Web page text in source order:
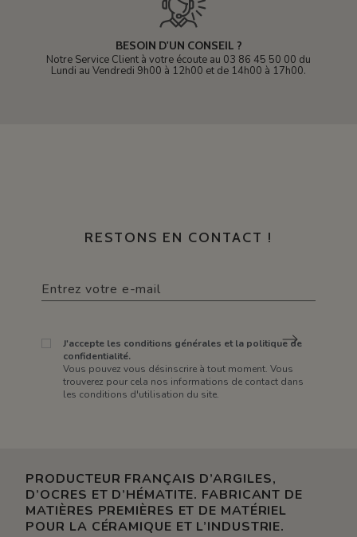
BESOIN D'UN CONSEIL ?
Notre Service Client à votre écoute au 03 86 45 50 00 du
Lundi au Vendredi 9h00 à 12h00 et de 14h00 à 17h00.
RESTONS EN CONTACT !
J'accepte les conditions générales et la politique de
confidentialité.
Vous pouvez vous désinscrire à tout moment. Vous
trouverez pour cela nos informations de contact dans
les conditions d'utilisation du site.
PRODUCTEUR FRANÇAIS D’ARGILES,
D’OCRES ET D’HÉMATITE. FABRICANT DE
MATIÈRES PREMIÈRES ET DE MATÉRIEL
POUR LA CÉRAMIQUE ET L’INDUSTRIE.